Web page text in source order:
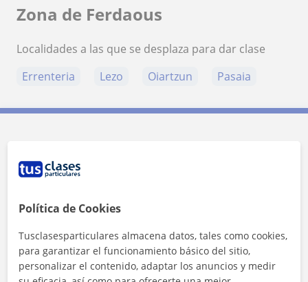
Zona de Ferdaous
Localidades a las que se desplaza para dar clase
Errenteria
Lezo Oiartzun Pasaia
Política de Cookies
Tusclasesparticulares almacena datos, tales como cookies,
para garantizar el funcionamiento básico del sitio,
personalizar el contenido, adaptar los anuncios y medir